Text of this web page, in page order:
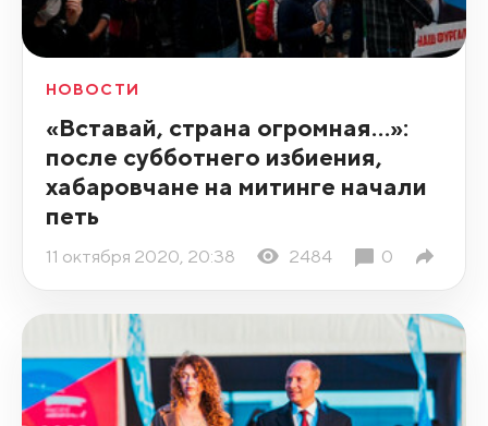
НОВОСТИ
«Вставай, страна огромная…»:
после субботнего избиения,
хабаровчане на митинге начали
петь
11 октября 2020, 20:38 2484 0